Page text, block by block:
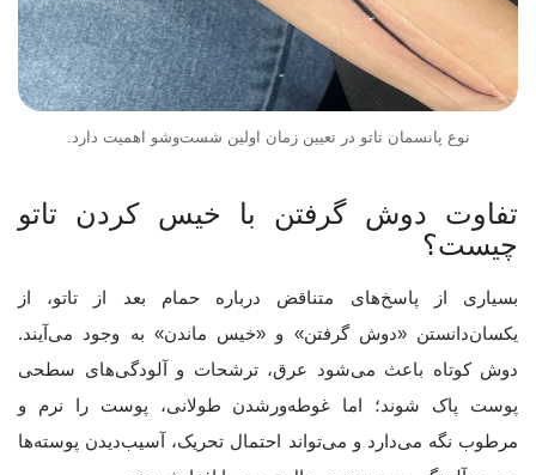
نوع پانسمان تاتو در تعیین زمان اولین شست‌وشو اهمیت دارد.
تفاوت دوش گرفتن با خیس کردن تاتو
چیست؟
بسیاری از پاسخ‌های متناقض درباره حمام بعد از تاتو، از
یکسان‌دانستن «دوش گرفتن» و «خیس ماندن» به وجود می‌آیند.
دوش کوتاه باعث می‌شود عرق، ترشحات و آلودگی‌های سطحی
پوست پاک شوند؛ اما غوطه‌ورشدن طولانی، پوست را نرم و
مرطوب نگه می‌دارد و می‌تواند احتمال تحریک، آسیب‌دیدن پوسته‌ها